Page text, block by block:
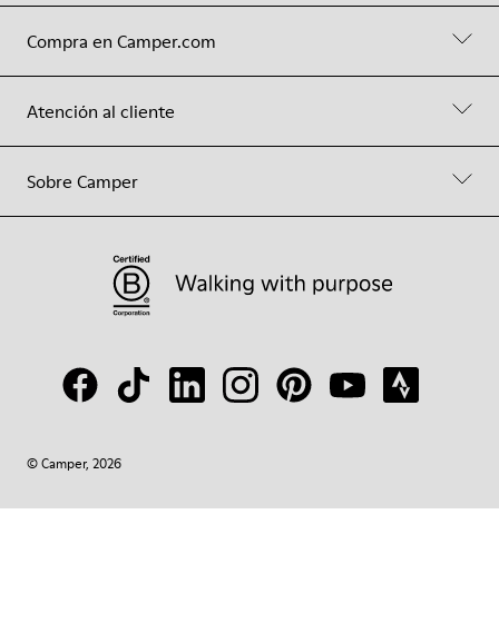
Compra en Camper.com
Atención al cliente
Sobre Camper
© Camper, 2026